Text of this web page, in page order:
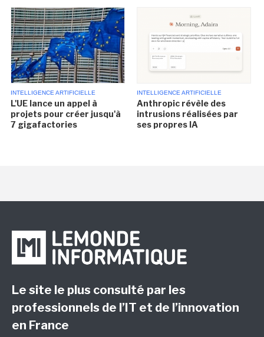
INTELLIGENCE ARTIFICIELLE
L'UE lance un appel à
projets pour créer jusqu'à
7 gigafactories
INTELLIGENCE ARTIFICIELLE
Anthropic révèle des
intrusions réalisées par
ses propres IA
Le site le plus consulté par les
professionnels de l’IT et de l’innovation
en France